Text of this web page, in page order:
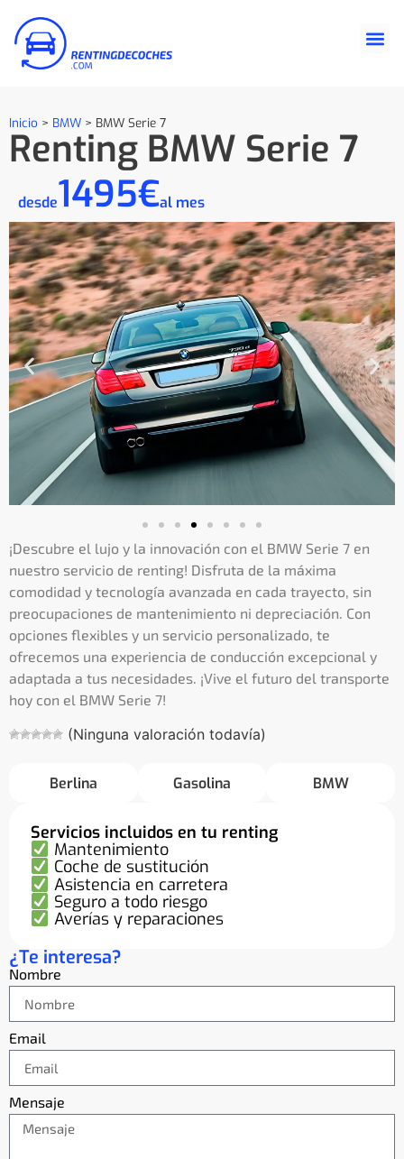
Inicio > BMW > BMW Serie 7
Renting BMW Serie 7
desde1495€al mes
¡Descubre el lujo y la innovación con el BMW Serie 7 en
nuestro servicio de renting! Disfruta de la máxima
comodidad y tecnología avanzada en cada trayecto, sin
preocupaciones de mantenimiento ni depreciación. Con
opciones flexibles y un servicio personalizado, te
ofrecemos una experiencia de conducción excepcional y
adaptada a tus necesidades. ¡Vive el futuro del transporte
hoy con el BMW Serie 7!
(Ninguna valoración todavía)
Berlina Gasolina BMW
Servicios incluidos en tu renting
Mantenimiento
Coche de sustitución
Asistencia en carretera
Seguro a todo riesgo
Averías y reparaciones
¿Te interesa?
Nombre
Email
Mensaje